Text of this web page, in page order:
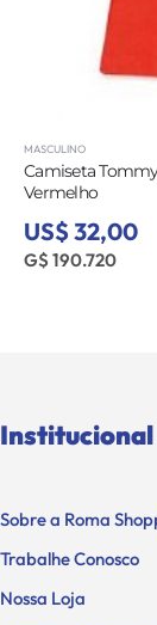
MASCULINO
Camiseta
Vermelho
US$ 32,00
G$ 190.720
Institucional
Sobre a Roma
Trabalhe Conosco
Nossa Loja